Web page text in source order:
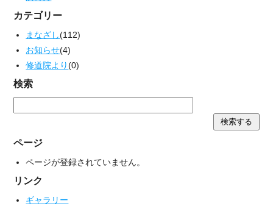
カテゴリー
まなざし(112)
お知らせ(4)
修道院より(0)
検索
ページ
ページが登録されていません。
リンク
ギャラリー